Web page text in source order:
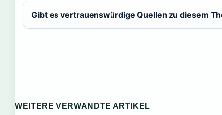
Gibt es vertrauenswürdige Quellen zu diesem
WEITERE VERWANDTE ARTIKEL